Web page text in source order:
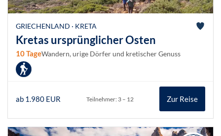
GRIECHENLAND · KRETA
Kretas ursprünglicher Osten
10 TageWandern, urige Dörfer und kretischer Genuss
ab 1.980 EUR Teilnehmer: 3 – 12 Zur Reise